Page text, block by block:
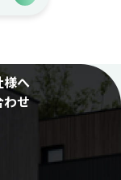
様へ
わせ